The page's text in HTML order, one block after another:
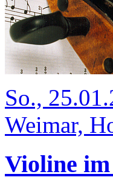
So.,
Weimar,
Violine